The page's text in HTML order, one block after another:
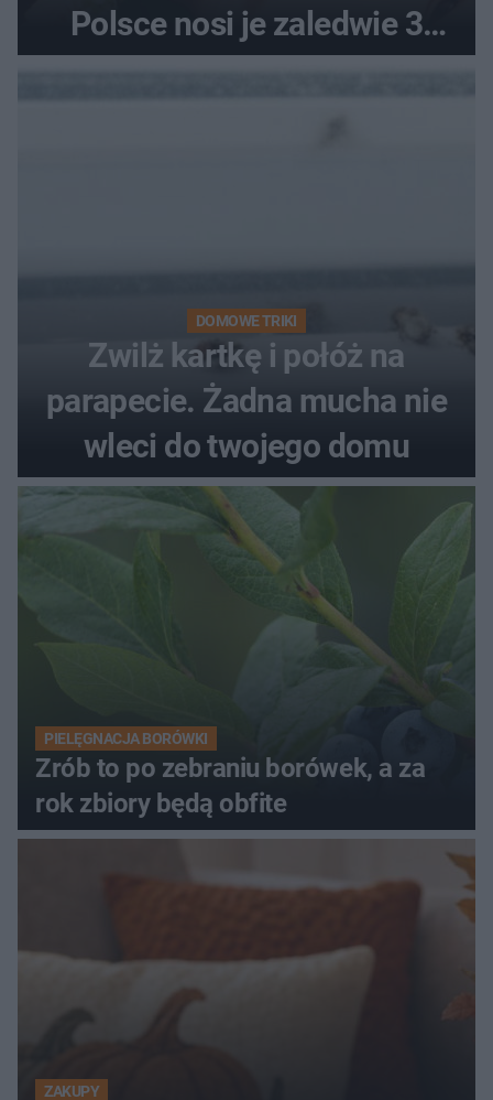
Polsce nosi je zaledwie 3
DOMOWE TRIKI
Zwilż kartkę i połóż na
parapecie. Żadna mucha nie
wleci do twojego domu
PIELĘGNACJA BORÓWKI
Zrób to po zebraniu borówek, a za
rok zbiory będą obfite
ZAKUPY